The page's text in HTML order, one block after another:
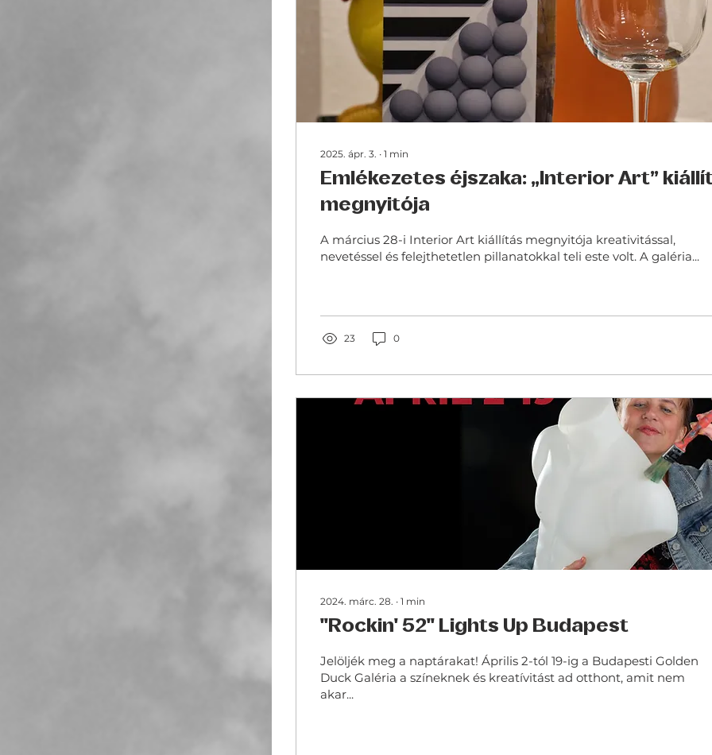
2025. ápr. 3. ∙ 1 min
Emlékezetes éjszaka: „Interior Art”
megnyitója
A március 28-i Interior Art kiállítás megnyitója kreativitással,
nevetéssel és felejthetetlen pillanatokkal teli este volt. A galéria...
23 0
2024. márc. 28. ∙ 1 min
"Rockin' 52" Lights Up Budapest
Jelöljék meg a naptárakat! Április 2-tól 19-ig a Budapesti Golden
Duck Galéria a színeknek és kreatívitást ad otthont, amit nem
akar...